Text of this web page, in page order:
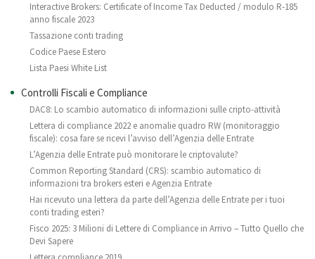
Interactive Brokers: Certificate of Income Tax Deducted / modulo R-185
anno fiscale 2023
Tassazione conti trading
Codice Paese Estero
Lista Paesi White List
Controlli Fiscali e Compliance
DAC8: Lo scambio automatico di informazioni sulle cripto-attività
Lettera di compliance 2022 e anomalie quadro RW (monitoraggio
fiscale): cosa fare se ricevi l’avviso dell’Agenzia delle Entrate
L’Agenzia delle Entrate può monitorare le criptovalute?
Common Reporting Standard (CRS): scambio automatico di
informazioni tra brokers esteri e Agenzia Entrate
Hai ricevuto una lettera da parte dell’Agenzia delle Entrate per i tuoi
conti trading esteri?
Fisco 2025: 3 Milioni di Lettere di Compliance in Arrivo – Tutto Quello che
Devi Sapere